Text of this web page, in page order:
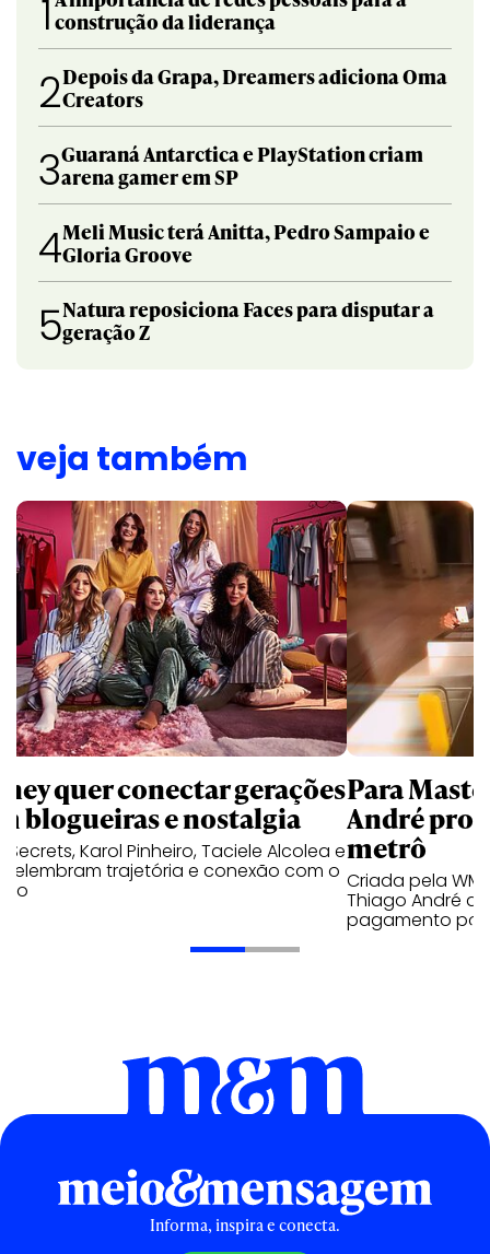
1 construção da liderança
2Depois da Grapa, Dreamers adiciona Oma
Creators
3Guaraná Antarctica e PlayStation criam
arena gamer em SP
4Meli Music terá Anitta, Pedro Sampaio e
Gloria Groove
5Natura reposiciona Faces para disputar a
geração Z
veja também
quer conectar gerações
blogueiras e nostalgia
Secrets, Karol Pinheiro, Taciele Alcolea e
relembram trajetória e conexão com o
Para
André
metrô
Criada pela
Thiago André
pagamento por
Informa, inspira e conecta.